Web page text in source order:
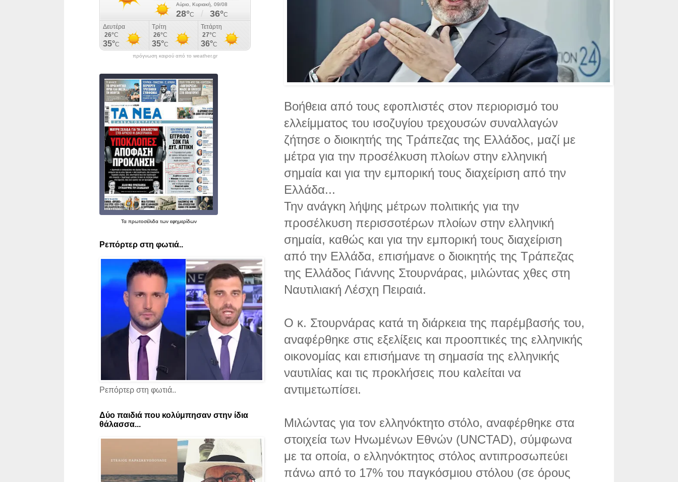
Βοήθεια από τους εφοπλιστές στον περιορισμό του
ελλείμματος του ισοζυγίου τρεχουσών συναλλαγών
ζήτησε ο διοικητής της Τράπεζας της Ελλάδος, μαζί με
μέτρα για την προσέλκυση πλοίων στην ελληνική
σημαία και για την εμπορική τους διαχείριση από την
Ελλάδα...
Την ανάγκη λήψης μέτρων πολιτικής για την
προσέλκυση περισσοτέρων πλοίων στην ελληνική
σημαία, καθώς και για την εμπορική τους διαχείριση
από την Ελλάδα, επισήμανε ο διοικητής της Τράπεζας
της Ελλάδος Γιάννης Στουρνάρας, μιλώντας χθες στη
Ναυτιλιακή Λέσχη Πειραιά.
Ο κ. Στουρνάρας κατά τη διάρκεια της παρέμβασής του,
αναφέρθηκε στις εξελίξεις και προοπτικές της ελληνικής
οικονομίας και επισήμανε τη σημασία της ελληνικής
ναυτιλίας και τις προκλήσεις που καλείται να
αντιμετωπίσει.
Μιλώντας για τον ελληνόκτητο στόλο, αναφέρθηκε στα
στοιχεία των Ηνωμένων Εθνών (UNCTAD), σύμφωνα
με τα οποία, ο ελληνόκτητος στόλος αντιπροσωπεύει
πάνω από το 17% του παγκόσμιου στόλου (σε όρους
πρόγνωση καιρού από το weather.gr
Τα πρωτοσέλιδατων εφημερίδων
Ρεπόρτερ στη φωτιά..
Ρεπόρτερ στη φωτιά..
Δύο παιδιά που κολύμπησαν στην ίδια
θάλασσα...